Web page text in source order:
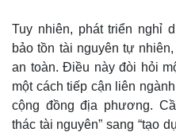
Tuy nhiên, phát triển nghỉ
bảo tồn tài nguyên tự
an toàn. Điều này đòi hỏi
một cách tiếp cận liên
cộng đồng địa phương.
thác tài nguyên” sang “tạo